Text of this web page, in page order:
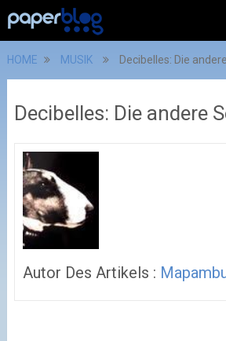
HOME MUSIK Decibelles: Die
Decibelles: Die andere
Autor Des Artikels :